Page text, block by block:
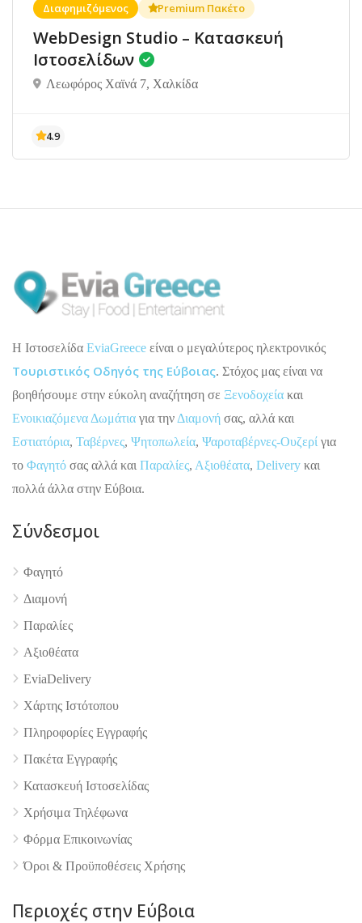
Διαφημιζόμενος Premium Πακέτο
WebDesign Studio – Κατασκευή
Ιστοσελίδων
Λεωφόρος Χαϊνά 7, Χαλκίδα
4.9
H Ιστοσελίδα EviaGreece είναι ο μεγαλύτερος ηλεκτρονικός
Τουριστικός Οδηγός της Εύβοιας. Στόχος μας είναι να
βοηθήσουμε στην εύκολη αναζήτηση σε Ξενοδοχεία και
Ενοικιαζόμενα Δωμάτια για την Διαμονή σας, αλλά και
Εστιατόρια, Ταβέρνες, Ψητοπωλεία, Ψαροταβέρνες-Ουζερί για
το Φαγητό σας αλλά και Παραλίες, Αξιοθέατα, Delivery και
πολλά άλλα στην Εύβοια.
Σύνδεσμοι
Φαγητό
Διαμονή
Παραλίες
Αξιοθέατα
EviaDelivery
Χάρτης Ιστότοπου
Πληροφορίες Εγγραφής
Πακέτα Εγγραφής
Κατασκευή Ιστοσελίδας
Χρήσιμα Τηλέφωνα
Φόρμα Επικοινωνίας
Όροι & Προϋποθέσεις Xρήσης
Περιοχές στην Εύβοια